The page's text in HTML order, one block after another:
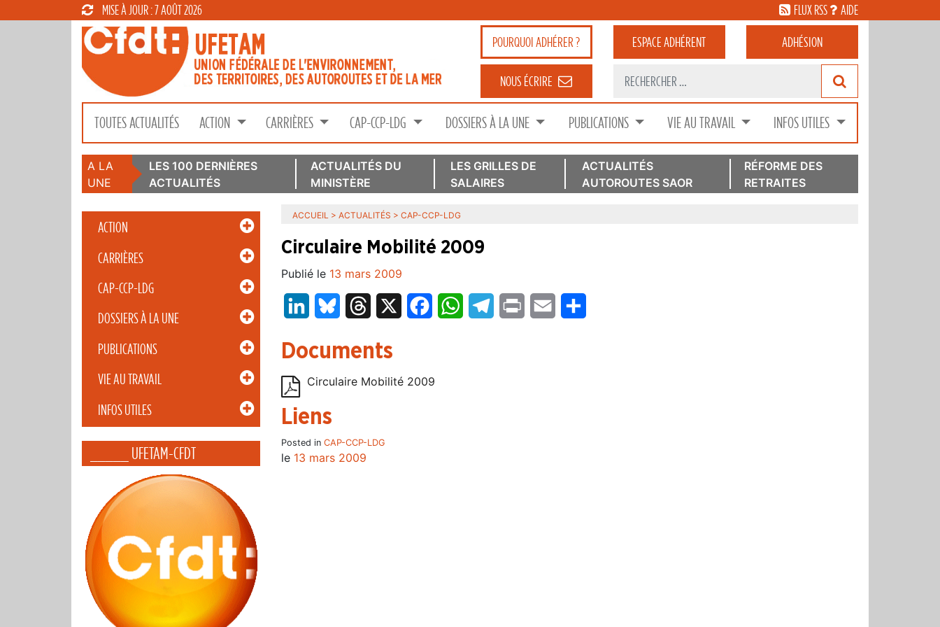
MISE À JOUR : 7 AOÛT 2026 FLUX RSS AIDE
POURQUOIADHÉRER ? ESPACEADHÉRENT ADHÉSION
NOUS ÉCRIRE
TOUTES ACTUALITÉS ACTION CARRIÈRES CAP-CCP-LDG DOSSIERS À LA UNE PUBLICATIONS VIE AU TRAVAIL INFOS UTILES
A LA
UNE
LES 100 DERNIÈRES
ACTUALITÉS
ACTUALITÉS DU
MINISTÈRE
LES GRILLES DE
SALAIRES
ACTUALITÉS
AUTOROUTES SAOR
RÉFORME DES
RETRAITES
ACTION
CARRIÈRES
CAP-CCP-LDG
DOSSIERS À LA UNE
PUBLICATIONS
VIE AU TRAVAIL
INFOS UTILES
_____ UFETAM-CFDT
ACCUEIL > ACTUALITÉS > CAP-CCP-LDG
Circulaire Mobilité 2009
Publié le 13 mars 2009
LinkedInBluesky Threads FacebookWhatsAppTelegram
Print Email
Documents
Circulaire Mobilité 2009
Liens
Posted in CAP-CCP-LDG
le 13 mars 2009